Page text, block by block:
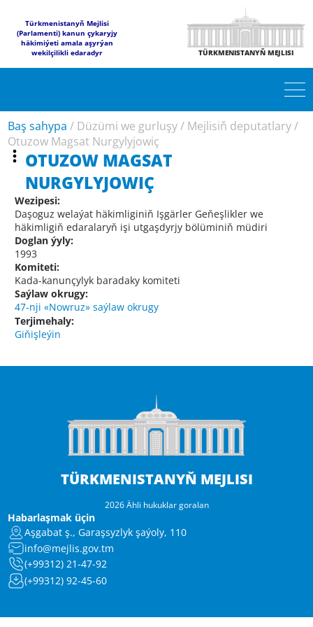
Türkmenistanyň Mejlisi
(Parlamenti) kanun çykaryjy
häkimiýeti amala aşyrýan
wekilçilikli edaradyr
TÜRKMENISTANYŇ MEJLISI
Baş sahypa / Düzümi we gurluşy/ Mejlisiň deputatlary/
Otuzow Magsat Nurgylyjowiç
OTUZOW MAGSAT
NURGYLYJOWIÇ
Wezipesi:
Daşoguz welaýat häkimliginiň Işgärler Geňeşlikler we
häkimligiň edaralaryň işi utgaşdyrjy bölüminiň müdiri
Doglan ýyly:
1993
Komiteti:
Kada-kanunçylyk baradaky komiteti
Saýlaw okrugy:
47-nji «Nowruz» saýlaw okrugy
Terjimehaly:
Giňişleýin
TÜRKMENISTANYŇ MEJLISI
2026 Ähli hukuklar goralan
Habarlaşmak üçin
Aşgabat ş., Garaşsyzlyk şaýoly, 110
info@mejlis.gov.tm
(+99312) 21-47-92
(+99312) 92-45-60